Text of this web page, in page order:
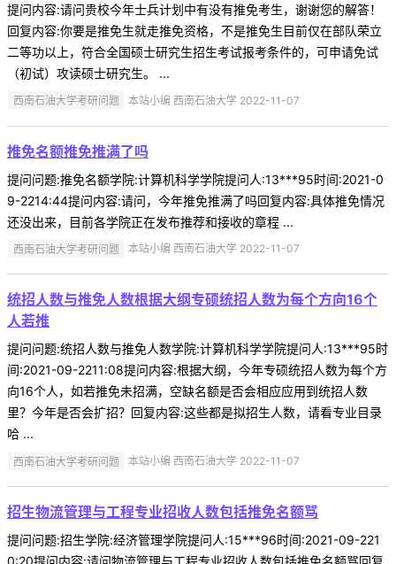
提问内容:请问贵校今年士兵计划中有没有推免考生，谢谢您的解答！
回复内容:你要是推免生就走推免资格，不是推免生目前仅在部队荣立
二等功以上，符合全国硕士研究生招生考试报考条件的，可申请免试
（初试）攻读硕士研究生。 ...
西南石油大学考研问题 本站小编 西南石油大学 2022-11-07
推免名额推免推满了吗
提问问题:推免名额学院:计算机科学学院提问人:13***95时间:2021-0
9-2214:44提问内容:请问，今年推免推满了吗回复内容:具体推免情况
还没出来，目前各学院正在发布推荐和接收的章程 ...
西南石油大学考研问题 本站小编 西南石油大学 2022-11-07
统招人数与推免人数根据大纲专硕统招人数为每个方向16个
人若推
提问问题:统招人数与推免人数学院:计算机科学学院提问人:13***95时
间:2021-09-2211:08提问内容:根据大纲，今年专硕统招人数为每个方
向16个人，如若推免未招满，空缺名额是否会相应应用到统招人数
里？今年是否会扩招？回复内容:这些都是拟招生人数，请看专业目录
哈 ...
西南石油大学考研问题 本站小编 西南石油大学 2022-11-07
招生物流管理与工程专业招收人数包括推免名额骂
提问问题:招生学院:经济管理学院提问人:15***96时间:2021-09-221